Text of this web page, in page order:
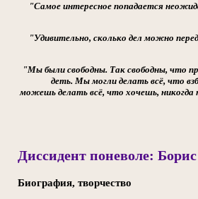
"Самое интересное попадается
"Удивительно, сколько дел можно
"Мы были свободны. Так свободны, что
деть. Мы могли делать всё, что
можешь делать всё, что хочешь, никогда
Диссидент поневоле:
Биография, творчество